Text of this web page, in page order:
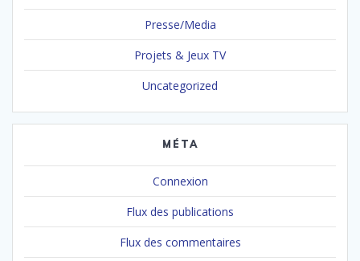
Presse/Media
Projets & Jeux TV
Uncategorized
MÉTA
Connexion
Flux des publications
Flux des commentaires